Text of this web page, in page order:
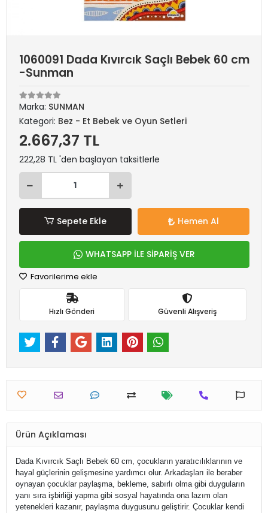
1060091 Dada Kıvırcık Saçlı Bebek 60 cm
-Sunman
Marka: SUNMAN
Kategori: Bez - Et Bebek ve Oyun Setleri
2.667,37 TL
222,28 TL 'den başlayan taksitlerle
Sepete Ekle Hemen Al
WHATSAPP İLE SİPARİŞ VER
Favorilerime ekle
Hızlı Gönderi Güvenli Alışveriş
Ürün Açıklaması
Dada Kıvırcık Saçlı Bebek 60 cm, çocukların yaratıcılıklarının ve
hayal güçlerinin gelişmesine yardımcı olur. Arkadaşları ile beraber
oynayan çocuklar paylaşma, bekleme, sabırlı olma gibi duyguların
yanı sıra işbirliği yapma gibi sosyal hayatında ona lazım olan
yetenekleri kazanır, paylaşma duygusunu geliştirir. Çocuklar kendi